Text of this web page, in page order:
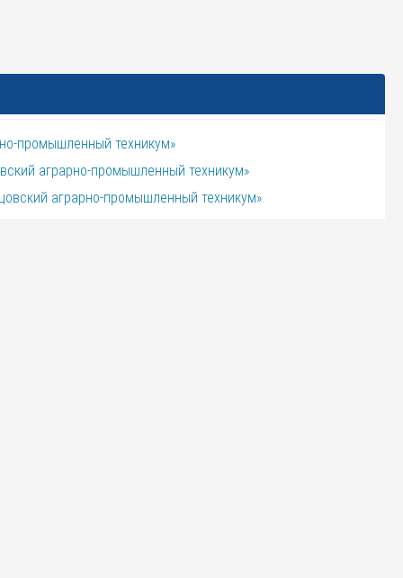
промышленный техникум»
аграрно-промышленный техникум»
аграрно-промышленный техникум»